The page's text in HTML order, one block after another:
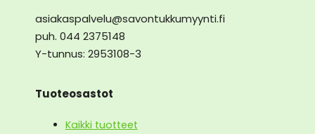
asiakaspalvelu@savontukkumyynti.fi
puh. 044 2375148
Y-tunnus: 2953108-3
Tuoteosastot
Kaikki tuotteet